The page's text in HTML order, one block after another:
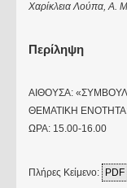
Χαρίκλεια Λούπα, Α.
Περίληψη
ΑΙΘΟΥΣΑ:
ΘΕΜΑΤΙΚΗ ΕΝΟΤΗΤΑ:
ΩΡΑ: 15.00-16.00
Πλήρες Κείμενο: PDF